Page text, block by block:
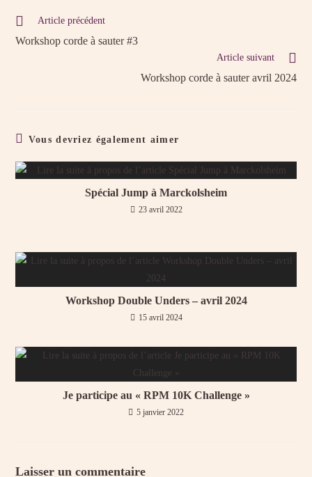
Article précédent
Workshop corde à sauter #3
Article suivant
Workshop corde à sauter avril 2024
Vous devriez également aimer
Spécial Jump à Marckolsheim
23 avril 2022
Workshop Double Unders – avril 2024
15 avril 2024
Je participe au « RPM 10K Challenge »
5 janvier 2022
Laisser un commentaire